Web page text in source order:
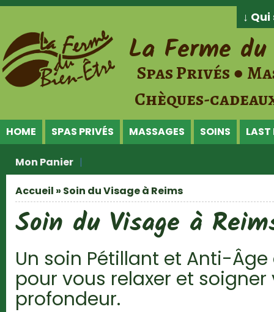
Jump to Content
↓
La Ferme
Spas Privés ●
Chèques-
HOME SPAS PRIVÉS MASSAGES SOINS LAST
Mon Panier
Vous êtes ici
Accueil » Soin du Visage à Reims
Soin du Visage à
Un soin Pétillant et Anti-Âge
pour vous relaxer et
profondeur.